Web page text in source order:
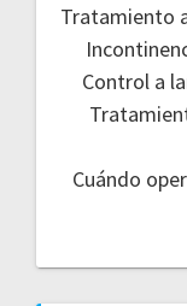
Tratamiento
Control a
Cuándo